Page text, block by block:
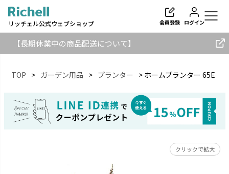
リッチェル公式ウェブショップ 会員登録 ログイン
【長期休業中の商品配送について】
検索
TOP ガーデン用品 プランター ホームプランター 65E
クリックで拡大